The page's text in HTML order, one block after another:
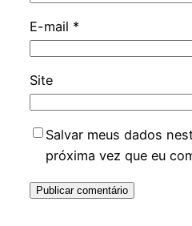
E-mail *
Site
Salvar meus dados
próxima vez que eu